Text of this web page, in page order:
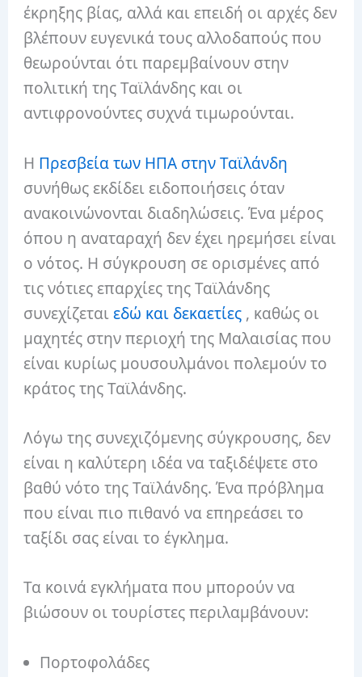
έκρηξης βίας, αλλά και επειδή οι αρχές δεν
βλέπουν ευγενικά τους αλλοδαπούς που
θεωρούνται ότι παρεμβαίνουν στην
πολιτική της Ταϊλάνδης και οι
αντιφρονούντες συχνά τιμωρούνται.
Η Πρεσβεία των ΗΠΑ στην Ταϊλάνδη
συνήθως εκδίδει ειδοποιήσεις όταν
ανακοινώνονται διαδηλώσεις. Ένα μέρος
όπου η αναταραχή δεν έχει ηρεμήσει είναι
ο νότος. Η σύγκρουση σε ορισμένες από
τις νότιες επαρχίες της Ταϊλάνδης
συνεχίζεταιεδώ και δεκαετίες , καθώς οι
μαχητές στην περιοχή της Μαλαισίας που
είναι κυρίως μουσουλμάνοι πολεμούν το
κράτος της Ταϊλάνδης.
Λόγω της συνεχιζόμενης σύγκρουσης, δεν
είναι η καλύτερη ιδέα να ταξιδέψετε στο
βαθύ νότο της Ταϊλάνδης. Ένα πρόβλημα
που είναι πιο πιθανό να επηρεάσει το
ταξίδι σας είναι το έγκλημα.
Τα κοινά εγκλήματα που μπορούν να
βιώσουν οι τουρίστες περιλαμβάνουν:
Πορτοφολάδες